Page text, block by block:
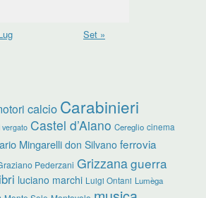
Set »
calcio Carabinieri
vergato Castel d’Aiano Cereglio cinema
Mingarelli don Silvano ferrovia
Pederzani Grizzanaguerra
luciano marchi Luigi Ontani Lumèga